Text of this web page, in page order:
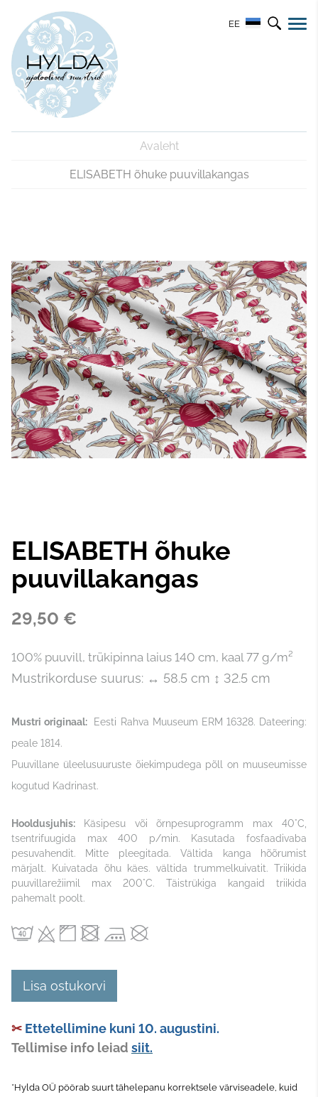
EE
Avaleht
ELISABETH õhuke puuvillakangas
ELISABETH õhuke
puuvillakangas
29,50 €
100% puuvill, trükipinna laius 140 cm, kaal 77 g/m²
Mustrikorduse suurus: ↔ 58.5 cm ↕ 32.5 cm
Mustri originaal:
Eesti Rahva Muuseum ERM 16328. Dateering:
peale 1814.
Puuvillane üleelusuuruste õiekimpudega põll on muuseumisse
kogutud Kadrinast.
Hooldusjuhis:
Käsipesu või õrnpesuprogramm max 40°C,
tsentrifuugida max 400 p/min. Kasutada fosfaadivaba
pesuvahendit. Mitte pleegitada. Vältida kanga hõõrumist
märjalt. Kuivatada õhu käes. vältida trummelkuivatit. Triikida
puuvillarežiimil max 200°C. Täistrükiga kangaid triikida
pahemalt poolt.
Lisa ostukorvi
✂ Ettetellimine kuni 10. augustini.
Tellimise info leiad siit.
*Hylda OÜ pöörab suurt tähelepanu korrektsele värviseadele, kuid